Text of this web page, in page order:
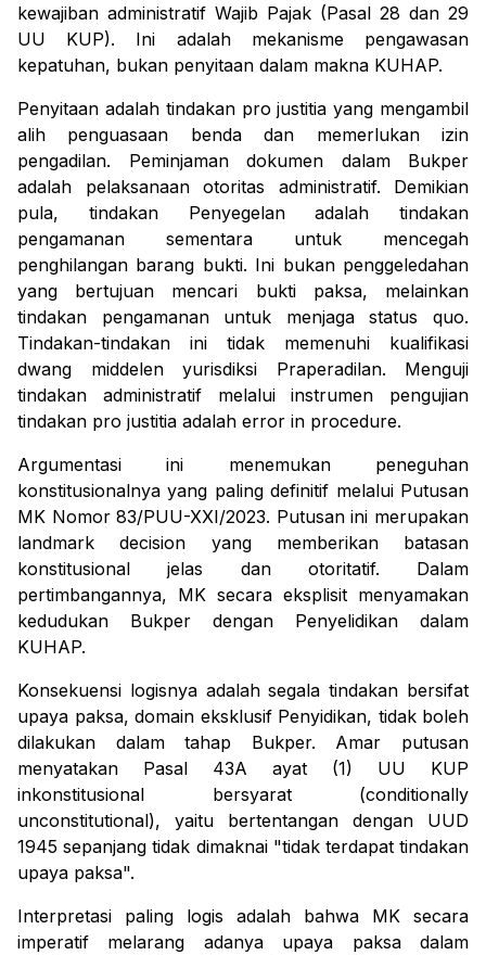
kewajiban administratif Wajib Pajak (Pasal 28 dan 29
UU KUP). Ini adalah mekanisme pengawasan
kepatuhan, bukan penyitaan dalam makna KUHAP.
Penyitaan adalah tindakan pro justitia yang mengambil
alih penguasaan benda dan memerlukan izin
pengadilan. Peminjaman dokumen dalam Bukper
adalah pelaksanaan otoritas administratif. Demikian
pula, tindakan Penyegelan adalah tindakan
pengamanan sementara untuk mencegah
penghilangan barang bukti. Ini bukan penggeledahan
yang bertujuan mencari bukti paksa, melainkan
tindakan pengamanan untuk menjaga status quo.
Tindakan-tindakan ini tidak memenuhi kualifikasi
dwang middelenyurisdiksi Praperadilan. Menguji
tindakan administratif melalui instrumen pengujian
tindakan pro justitia adalah error in procedure.
Argumentasi ini menemukan peneguhan
konstitusionalnya yang paling definitif melalui Putusan
MK Nomor 83/PUU-XXI/2023. Putusan ini merupakan
landmark decision yang memberikan batasan
konstitusional jelas dan otoritatif. Dalam
pertimbangannya, MK secara eksplisit menyamakan
kedudukan Bukper dengan Penyelidikan dalam
KUHAP.
Konsekuensi logisnya adalah segala tindakan bersifat
upaya paksa, domain eksklusif Penyidikan, tidak boleh
dilakukan dalam tahap Bukper. Amar putusan
menyatakan Pasal 43A ayat (1) UU KUP
inkonstitusional bersyarat (conditionally
unconstitutional), yaitu bertentangan dengan UUD
1945 sepanjang tidak dimaknai "tidak terdapat tindakan
upaya paksa".
Interpretasi paling logis adalah bahwa MK secara
imperatif melarang adanya upaya paksa dalam